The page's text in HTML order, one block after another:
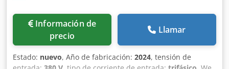
Información de
precio
Llamar
Estado: nuevo, Año de fabricación: 2024, tensión de